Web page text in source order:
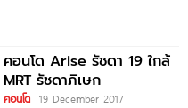
คอนโด Arise รัชดา 19 ใกล้
MRT รัชดาภิเษก
คอนโด 19 December 2017